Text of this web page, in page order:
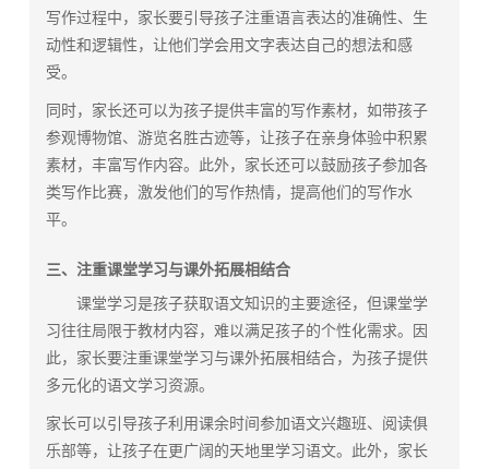
写作过程中，家长要引导孩子注重语言表达的准确性、生
动性和逻辑性，让他们学会用文字表达自己的想法和感
受。
同时，家长还可以为孩子提供丰富的写作素材，如带孩子
参观博物馆、游览名胜古迹等，让孩子在亲身体验中积累
素材，丰富写作内容。此外，家长还可以鼓励孩子参加各
类写作比赛，激发他们的写作热情，提高他们的写作水
平。
三、注重课堂学习与课外拓展相结合
课堂学习是孩子获取语文知识的主要途径，但课堂学
习往往局限于教材内容，难以满足孩子的个性化需求。因
此，家长要注重课堂学习与课外拓展相结合，为孩子提供
多元化的语文学习资源。
家长可以引导孩子利用课余时间参加语文兴趣班、阅读俱
乐部等，让孩子在更广阔的天地里学习语文。此外，家长